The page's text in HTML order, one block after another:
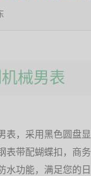
械男表
表，采用黑色圆盘
表带配蝴蝶扣，商
水功能，满足您的